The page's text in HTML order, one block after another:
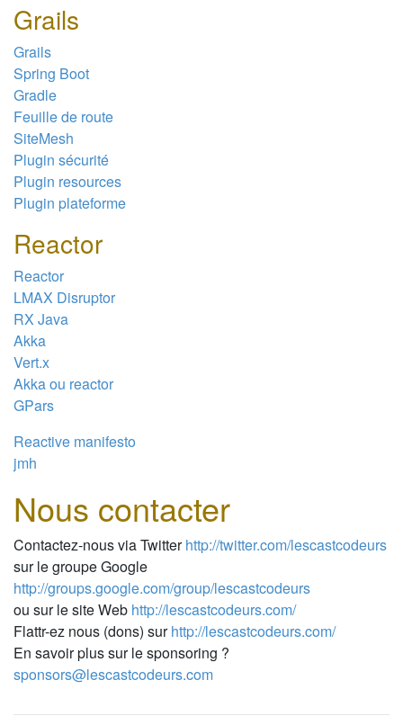
Grails
Grails
Spring Boot
Gradle
Feuille de route
SiteMesh
Plugin sécurité
Plugin resources
Plugin plateforme
Reactor
Reactor
LMAX Disruptor
RX Java
Akka
Vert.x
Akka ou reactor
GPars
Reactive manifesto
jmh
Nous contacter
Contactez-nous via Twitterhttp://twitter.com/lescastcodeurs
sur le groupe Google
http://groups.google.com/group/lescastcodeurs
ou sur le site Web http://lescastcodeurs.com/
Flattr-ez nous (dons) surhttp://lescastcodeurs.com/
En savoir plus sur le sponsoring ?
sponsors@lescastcodeurs.com